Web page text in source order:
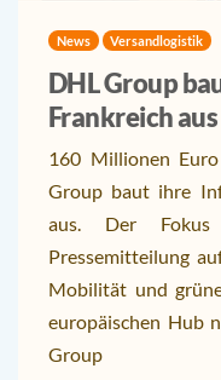
News Versandlogistik
DHL Group
Frankreich aus
160 Millionen
Group baut ihre
aus. Der
Pressemitteilung
Mobilität und
europäischen Hub
Group